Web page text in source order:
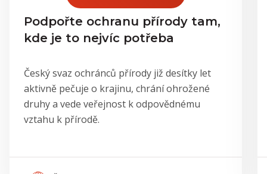
Podpořte ochranu přírody tam,
kde je to nejvíc potřeba
Český svaz ochránců přírody již desítky let
aktivně pečuje o krajinu, chrání ohrožené
druhy a vede veřejnost k odpovědnému
vztahu k přírodě.